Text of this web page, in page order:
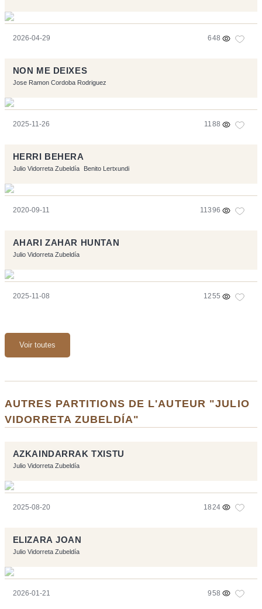
2026-04-29 648
NON ME DEIXES
Jose Ramon Cordoba Rodriguez
2025-11-26 1188
HERRI BEHERA
Julio Vidorreta Zubeldía Benito Lertxundi
2020-09-11 11396
AHARI ZAHAR HUNTAN
Julio Vidorreta Zubeldía
2025-11-08 1255
Voir toutes
AUTRES PARTITIONS DE L'AUTEUR "JULIO
VIDORRETA ZUBELDÍA"
AZKAINDARRAK TXISTU
Julio Vidorreta Zubeldía
2025-08-20 1824
ELIZARA JOAN
Julio Vidorreta Zubeldía
2026-01-21 958